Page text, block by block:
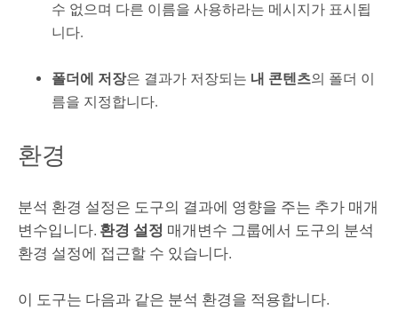
수 없으며 다른 이름을 사용하라는 메시지가 표시됩
니다.
폴더에 저장은 결과가 저장되는 내 콘텐츠의 폴더 이
름을 지정합니다.
환경
분석 환경 설정은 도구의 결과에 영향을 주는 추가 매개
변수입니다. 환경 설정 매개변수 그룹에서 도구의 분석
환경 설정에 접근할 수 있습니다.
이 도구는 다음과 같은 분석 환경을 적용합니다.